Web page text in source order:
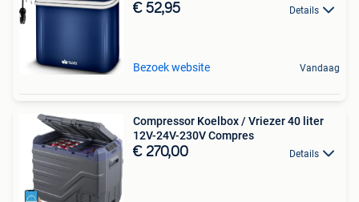
€ 52,95 Details
Bezoek website Vandaag
Compressor Koelbox / Vriezer 40 liter
12V-24V-230V Compres
€ 270,00 Details